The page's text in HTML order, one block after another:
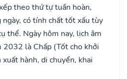
theo thứ tự tuần hoàn,
có tính chất tốt xấu tùy
thể. Ngày hôm nay, lịch âm
2032 là Chấp (Tốt cho khởi
hành, di chuyển, khai